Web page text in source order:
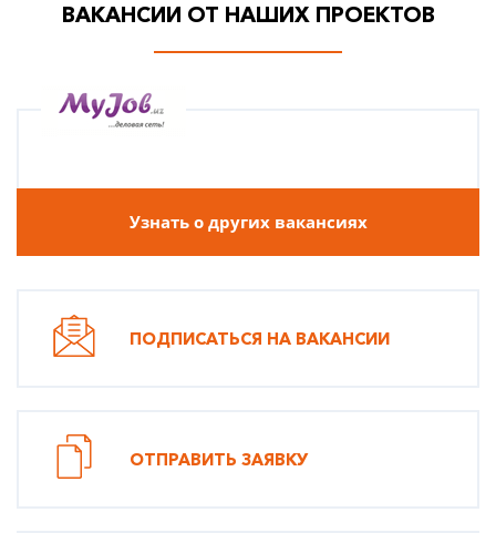
ВАКАНСИИ ОТ НАШИХ ПРОЕКТОВ
Узнать о других вакансиях
ПОДПИСАТЬСЯ НА ВАКАНСИИ
ОТПРАВИТЬ ЗАЯВКУ